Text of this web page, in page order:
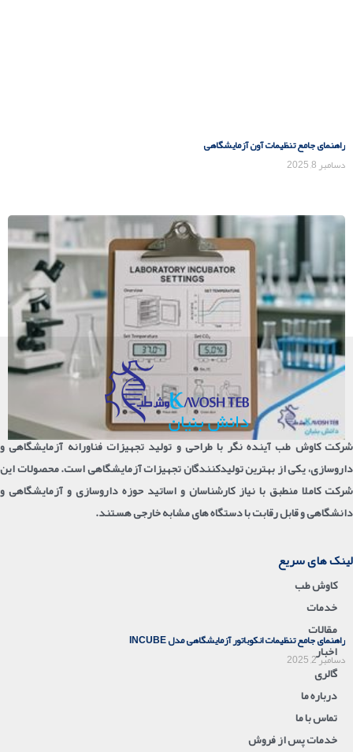
راهنمای جامع تنظیمات آون آزمایشگاهی
دسامبر 8, 2025
راهنمای جامع تنظیمات انکوباتور آزمایشگاهی مدل INCUBE
دسامبر 2, 2025
شرکت کاوش طب آینده نگر با طراحی و تولید تجهیزات فناورانه آزمایشگاهی و
داروسازی، یکی از بهترین تولیدکنندگان تجهیزات آزمایشگاهی است. محصولات این
شرکت کاملا منطبق با نیاز کارشناسان و اساتید حوزه داروسازی و آزمایشگاهی و
دانشگاهی و قابل رقابت با دستگاه های مشابه خارجی هستند.
لینک های سریع
کاوش طب
خدمات
مقالات
اخبار
گالری
درباره ما
تماس با ما
خدمات پس از فروش